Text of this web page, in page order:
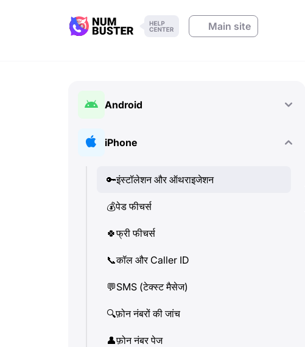
Main site
Android
🔑
iPhone
🔑इंस्टॉलेशन और ऑथराइजेशन
💰पेड फीचर्स
🍀फ्री फीचर्स
📞कॉल और Caller ID
💬SMS (टेक्स्ट मैसेज)
🔍फ़ोन नंबरों की जांच
👤फ़ोन नंबर पेज